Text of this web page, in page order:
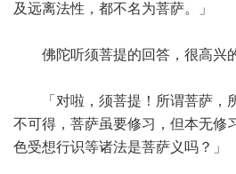
及远离法性，都不名为菩萨。」
佛陀听须菩提的回答，很高兴的
「对啦，须菩提！所谓菩萨，
不可得，菩萨虽要修习，但本无修
色受想行识等诸法是菩萨义吗？」